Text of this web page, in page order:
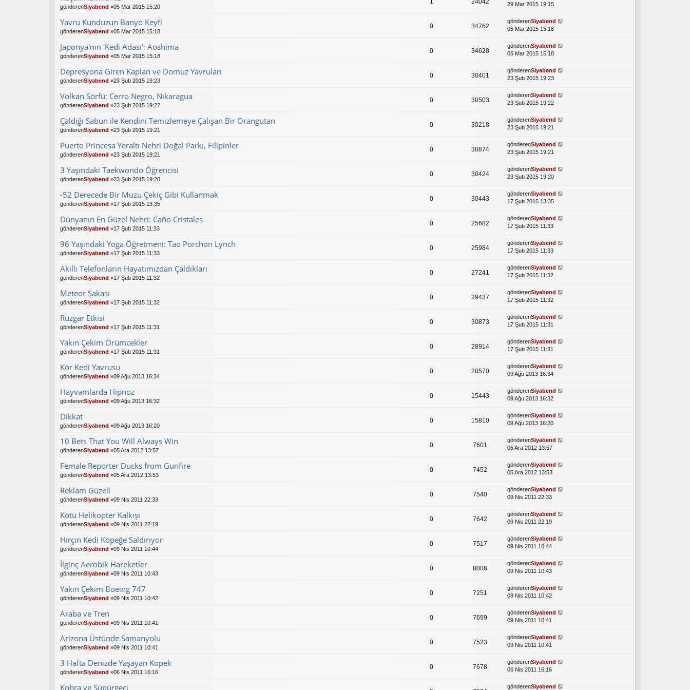
gönderenSiyabend »05 Mar 2015 15:20
1 24042
29 Mar 2015 19:15
Yavru Kunduzun Banyo Keyfi
gönderenSiyabend »05 Mar 2015 15:18
0 34762
gönderenSiyabend
05 Mar 2015 15:18
Japonya'nın 'Kedi Adası': Aoshima
gönderenSiyabend »05 Mar 2015 15:18
0 34628
gönderenSiyabend
05 Mar 2015 15:18
Depresyona Giren Kaplan ve Domuz Yavruları
gönderenSiyabend »23 Şub 2015 19:23
0 30401
gönderenSiyabend
23 Şub 2015 19:23
Volkan Sörfü: Cerro Negro, Nikaragua
gönderenSiyabend »23 Şub 2015 19:22
0 30503
gönderenSiyabend
23 Şub 2015 19:22
Çaldığı Sabun ile Kendini Temizlemeye Çalışan Bir Orangutan
gönderenSiyabend »23 Şub 2015 19:21
0 30218
gönderenSiyabend
23 Şub 2015 19:21
Puerto Princesa Yeraltı Nehri Doğal Parkı, Filipinler
gönderenSiyabend »23 Şub 2015 19:21
0 30874
gönderenSiyabend
23 Şub 2015 19:21
3 Yaşındaki Taekwondo Öğrencisi
gönderenSiyabend »23 Şub 2015 19:20
0 30424
gönderenSiyabend
23 Şub 2015 19:20
-52 Derecede Bir Muzu Çekiç Gibi Kullanmak
gönderenSiyabend »17 Şub 2015 13:35
0 30443
gönderenSiyabend
17 Şub 2015 13:35
Dünyanın En Güzel Nehri: Caño Cristales
gönderenSiyabend »17 Şub 2015 11:33
0 25682
gönderenSiyabend
17 Şub 2015 11:33
96 Yaşındaki Yoga Öğretmeni: Tao Porchon Lynch
gönderenSiyabend »17 Şub 2015 11:33
0 25984
gönderenSiyabend
17 Şub 2015 11:33
Akıllı Telefonların Hayatımızdan Çaldıkları
gönderenSiyabend »17 Şub 2015 11:32
0 27241
gönderenSiyabend
17 Şub 2015 11:32
Meteor Şakası
gönderenSiyabend »17 Şub 2015 11:32
0 29437
gönderenSiyabend
17 Şub 2015 11:32
Rüzgar Etkisi
gönderenSiyabend »17 Şub 2015 11:31
0 30873
gönderenSiyabend
17 Şub 2015 11:31
Yakın Çekim Örümcekler
gönderenSiyabend »17 Şub 2015 11:31
0 28914
gönderenSiyabend
17 Şub 2015 11:31
Kör Kedi Yavrusu
gönderenSiyabend »09 Ağu 2013 16:34
0 20570
gönderenSiyabend
09 Ağu 2013 16:34
Hayvamlarda Hipnoz
gönderenSiyabend »09 Ağu 2013 16:32
0 15443
gönderenSiyabend
09 Ağu 2013 16:32
Dikkat
gönderenSiyabend »09 Ağu 2013 16:20
0 15810
gönderenSiyabend
09 Ağu 2013 16:20
10 Bets That You Will Always Win
gönderenSiyabend »05 Ara 2012 13:57
0 7601
gönderenSiyabend
05 Ara 2012 13:57
Female Reporter Ducks from Gunfire
gönderenSiyabend »05 Ara 2012 13:53
0 7452
gönderenSiyabend
05 Ara 2012 13:53
Reklam Güzeli
gönderenSiyabend »09 Nis 2011 22:33
0 7540
gönderenSiyabend
09 Nis 2011 22:33
Kötü Helikopter Kalkışı
gönderenSiyabend »09 Nis 2011 22:19
0 7642
gönderenSiyabend
09 Nis 2011 22:19
Hırçın Kedi Köpeğe Saldırıyor
gönderenSiyabend »09 Nis 2011 10:44
0 7517
gönderenSiyabend
09 Nis 2011 10:44
İlginç Aerobik Hareketler
gönderenSiyabend »09 Nis 2011 10:43
0 8008
gönderenSiyabend
09 Nis 2011 10:43
Yakın Çekim Boeing 747
gönderenSiyabend »09 Nis 2011 10:42
0 7251
gönderenSiyabend
09 Nis 2011 10:42
Araba ve Tren
gönderenSiyabend »09 Nis 2011 10:41
0 7699
gönderenSiyabend
09 Nis 2011 10:41
Arizona Üstünde Samanyolu
gönderenSiyabend »09 Nis 2011 10:41
0 7523
gönderenSiyabend
09 Nis 2011 10:41
3 Hafta Denizde Yaşayan Köpek
gönderenSiyabend »06 Nis 2011 16:16
0 7678
gönderenSiyabend
06 Nis 2011 16:16
Kobra ve Süpürgeci gönderenSiyabend